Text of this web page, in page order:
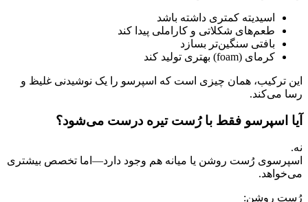
اسیدیته کمتری داشته باشد
طعم‌های شکلاتی و کاراملی پیدا کند
بافتی سنگین‌تر بسازد
کرمای (foam) بهتری تولید کند
این ترکیب، همان چیزی است که اسپرسو را یک نوشیدنی غلیظ و
رسا می‌کند.
آیا اسپرسو فقط با رُست تیره درست می‌شود؟
نه.
اسپرسوی رُست روشن یا میانه هم وجود دارد—اما تخصص بیشتری
می‌خواهد.
رُست روشن: